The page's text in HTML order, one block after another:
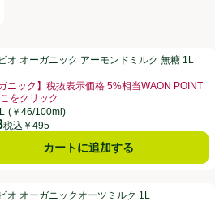
モンドミルク 無糖 1L
3.9点。
オ オーガニック アーモンドミルク 無糖 1L
ガニック】税抜表示価格 5%相当WAON POINT
をクリック
品名：【オーガニック】税抜表示価格 5%相
(￥46/100ml)
税込￥495
カートに追加する
ミルク 1L
点。
オ オーガニックオーツミルク 1L